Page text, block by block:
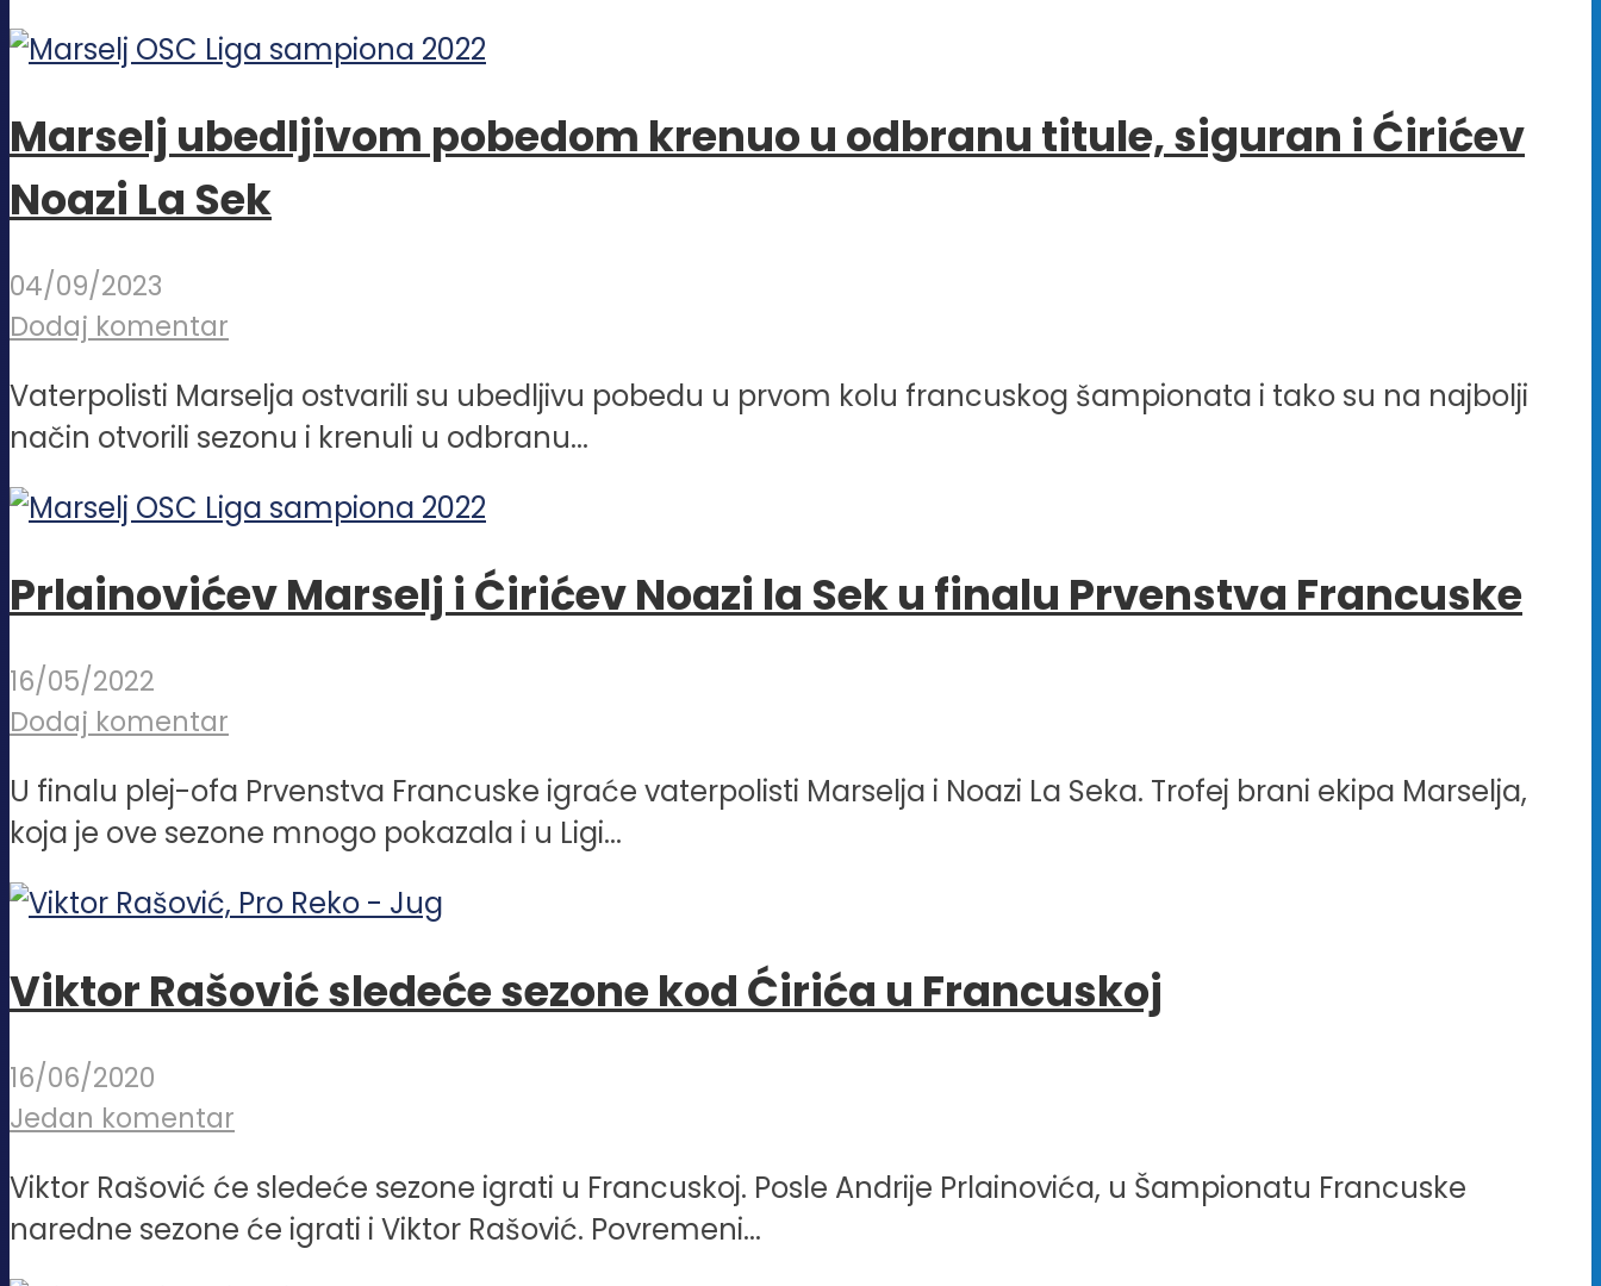
Marselj ubedljivom pobedom krenuo u odbranu titule, siguran i Ćirićev
Noazi La Sek
04/09/2023
Dodaj komentar
Vaterpolisti Marselja ostvarili su ubedljivu pobedu u prvom kolu francuskog šampionata i tako su na najbolji
način otvorili sezonu i krenuli u odbranu...
Prlainovićev Marselj i Ćirićev Noazi la Sek u finalu Prvenstva Francuske
16/05/2022
Dodaj komentar
U finalu plej-ofa Prvenstva Francuske igraće vaterpolisti Marselja i Noazi La Seka. Trofej brani ekipa Marselja,
koja je ove sezone mnogo pokazala i u Ligi...
Viktor Rašović sledeće sezone kod Ćirića u Francuskoj
16/06/2020
Jedan komentar
Viktor Rašović će sledeće sezone igrati u Francuskoj. Posle Andrije Prlainovića, u Šampionatu Francuske
naredne sezone će igrati i Viktor Rašović. Povremeni...